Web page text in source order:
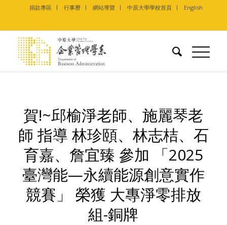
捐款專區 行事曆 網站導覽 中原大學學校首頁 English
賀!~邱榆淨老師、施麗琴老
師 指導 林珍頤、林志桔、石
育嘉、詹宜臻 參加 「2025
臺灣能—永續能源創意實作
競賽」 榮獲 大專淨零排放
組-銅牌